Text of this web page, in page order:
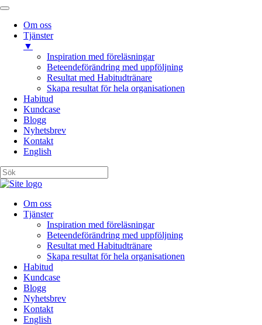
Om oss
Tjänster
▼
Inspiration med föreläsningar
Beteendeförändring med uppföljning
Resultat med Habitudtränare
Skapa resultat för hela organisationen
Habitud
Kundcase
Blogg
Nyhetsbrev
Kontakt
English
Om oss
Tjänster
Inspiration med föreläsningar
Beteendeförändring med uppföljning
Resultat med Habitudtränare
Skapa resultat för hela organisationen
Habitud
Kundcase
Blogg
Nyhetsbrev
Kontakt
English